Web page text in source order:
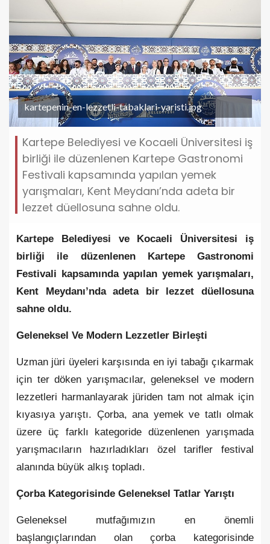
kartepenin-en-lezzetli-tabaklari-yaristi.jpg
Kartepe Belediyesi ve Kocaeli Üniversitesi iş
birliği ile düzenlenen Kartepe Gastronomi
Festivali kapsamında yapılan yemek
yarışmaları, Kent Meydanı’nda adeta bir
lezzet düellosuna sahne oldu.
Kartepe Belediyesi ve Kocaeli Üniversitesi iş
birliği ile düzenlenen Kartepe Gastronomi
Festivali kapsamında yapılan yemek yarışmaları,
Kent Meydanı’nda adeta bir lezzet düellosuna
sahne oldu.
Geleneksel Ve Modern Lezzetler Birleşti
Uzman jüri üyeleri karşısında en iyi tabağı çıkarmak
için ter döken yarışmacılar, geleneksel ve modern
lezzetleri harmanlayarak jüriden tam not almak için
kıyasıya yarıştı. Çorba, ana yemek ve tatlı olmak
üzere üç farklı kategoride düzenlenen yarışmada
yarışmacıların hazırladıkları özel tarifler festival
alanında büyük alkış topladı.
Çorba Kategorisinde Geleneksel Tatlar Yarıştı
Geleneksel mutfağımızın en önemli
başlangıçlarından olan çorba kategorisinde